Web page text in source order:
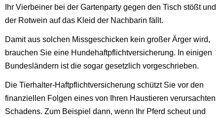
Ihr Vierbeiner bei der Gartenparty gegen den Tisch stößt und
der Rotwein auf das Kleid der Nachbarin fällt.
Damit aus solchen Missgeschicken kein großer Ärger wird,
brauchen Sie eine Hundehaftpflichtversicherung. In einigen
Bundesländern ist die sogar gesetzlich vorgeschrieben.
Die Tierhalter-Haftpflichtversicherung schützt Sie vor den
finanziellen Folgen eines von Ihren Haustieren verursachten
Schadens. Zum Beispiel dann, wenn Ihr Pferd scheut und